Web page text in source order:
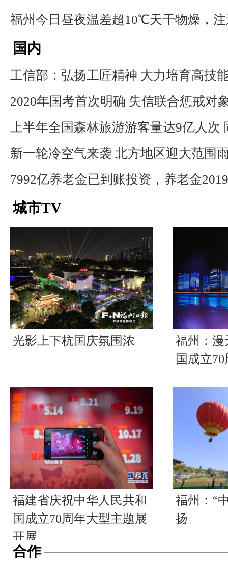
福州今日昼夜温差超10℃天干物燥，
国内
工信部：弘扬工匠精神 大力培育高技
2020年国考首次明确 失信联合惩戒对
上半年全国森林旅游游客量达9亿人次
新一轮冷空气来袭 北方地区迎大范围
7992亿养老金已到账投资，养老金
城市TV
光影上下杭国庆氛围浓
福州：漫
国成立
福建省庆祝中华人民共和
国成立70周年大型主题展
开展
福州：“
扬
合作